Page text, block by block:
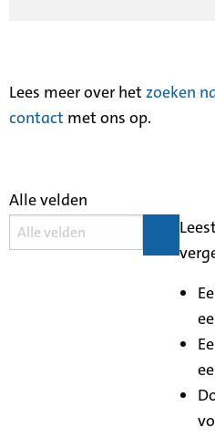
Lees meer over het zoeken
contact met ons op.
Alle velden